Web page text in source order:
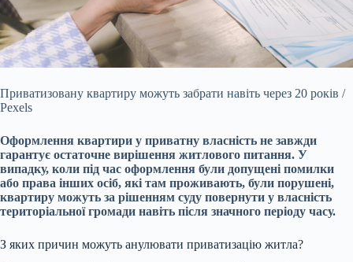
Приватизовану квартиру можуть забрати навіть через 20 років /
Pexels
Оформлення квартири у приватну власність не завжди
гарантує остаточне вирішення житлового питання. У
випадку, коли під час оформлення були допущені помилки
або права інших осіб, які там проживають, були порушені,
квартиру можуть за рішенням суду повернути у власність
територіальної громади навіть після значного періоду часу.
З яких причин можуть анулювати приватизацію житла?